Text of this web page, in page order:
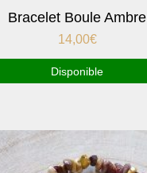
Bracelet Boule Ambre
14,00€
Disponible